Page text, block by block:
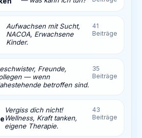
Aufwachsen mit Sucht,
NACOA, Erwachsene
Kinder.
41
Beiträge
Freunde,
— wenn
betroffen sind.
35
Beiträge
Vergiss dich nicht!
Wellness, Kraft tanken,
eigene Therapie.
43
Beiträge